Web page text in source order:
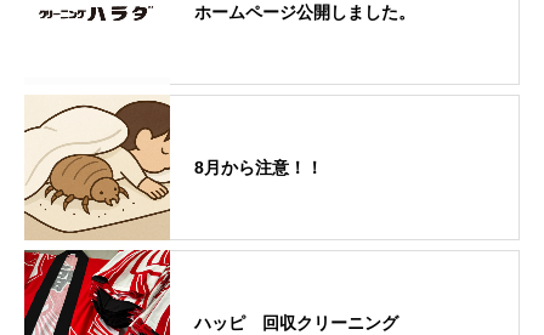
ホームページ公開しました。
8月から注意！！
ハッピ 回収クリーニング